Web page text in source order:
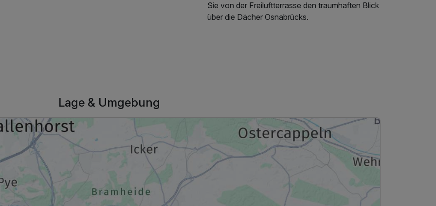
Sie von der Freiluftterrasse den traumhaften Blick
über die Dächer Osnabrücks.
Lage & Umgebung